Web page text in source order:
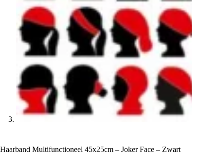
Haarband Multifunctioneel 45x25cm – Joker Face – Zwart